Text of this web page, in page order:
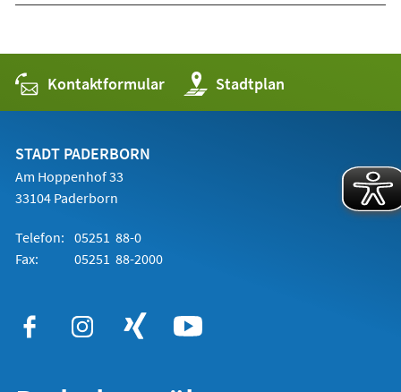
Kontaktformular Stadtplan
(Öffnet
in
einem
STADT PADERBORN
Am Hoppenhof 33
33104 Paderborn
Telefon: 05251 88-0
Fax:
05251 88-2000